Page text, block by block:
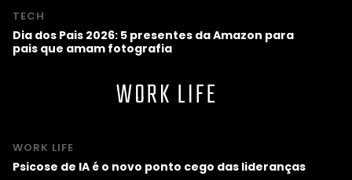
TECH
Dia dos Pais 2026: 5 presentes da Amazon para
pais que amam fotografia
WORK LIFE
WORK LIFE
Psicose de IA é o novo ponto cego das lideranças